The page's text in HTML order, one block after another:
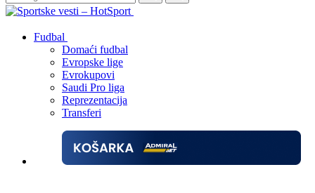
Fudbal
Domaći fudbal
Evropske lige
Evrokupovi
Saudi Pro liga
Reprezentacija
Transferi